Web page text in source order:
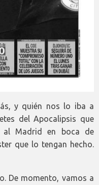
y quién nos lo iba a
del Apocalipsis que
al Madrid en boca de
que lo tengan hecho.
De momento, vamos a